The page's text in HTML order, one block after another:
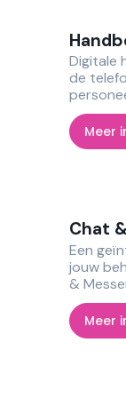
Digitale
de
Meer
Chat
Een
jouw
&
Meer